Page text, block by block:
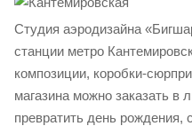
Студия аэродизайна
станции метро
композиции, коробки-
магазина можно заказать
превратить день рождения,